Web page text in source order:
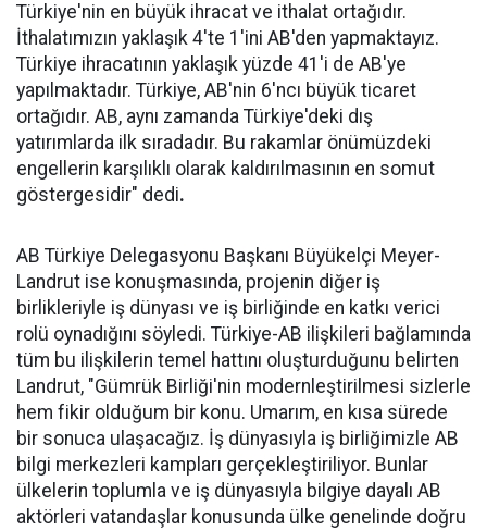
Türkiye'nin en büyük ihracat ve ithalat ortağıdır.
İthalatımızın yaklaşık 4'te 1'ini AB'den yapmaktayız.
Türkiye ihracatının yaklaşık yüzde 41'i de AB'ye
yapılmaktadır. Türkiye, AB'nin 6'ncı büyük ticaret
ortağıdır. AB, aynı zamanda Türkiye'deki dış
yatırımlarda ilk sıradadır. Bu rakamlar önümüzdeki
engellerin karşılıklı olarak kaldırılmasının en somut
göstergesidir" dedi.
AB Türkiye Delegasyonu Başkanı Büyükelçi Meyer-
Landrut ise konuşmasında, projenin diğer iş
birlikleriyle iş dünyası ve iş birliğinde en katkı verici
rolü oynadığını söyledi. Türkiye-AB ilişkileri bağlamında
tüm bu ilişkilerin temel hattını oluşturduğunu belirten
Landrut, "Gümrük Birliği'nin modernleştirilmesi sizlerle
hem fikir olduğum bir konu. Umarım, en kısa sürede
bir sonuca ulaşacağız. İş dünyasıyla iş birliğimizle AB
bilgi merkezleri kampları gerçekleştiriliyor. Bunlar
ülkelerin toplumla ve iş dünyasıyla bilgiye dayalı AB
aktörleri vatandaşlar konusunda ülke genelinde doğru